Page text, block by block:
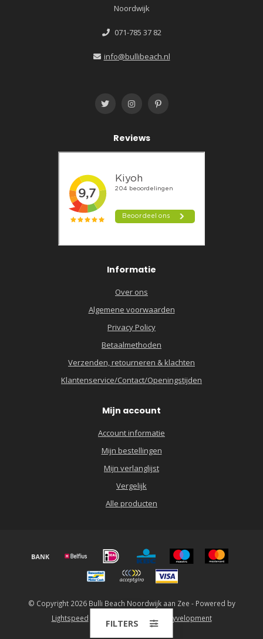
Noordwijk
071-785 37 82
info@bullibeach.nl
Reviews
Informatie
Over ons
Algemene voorwaarden
Privacy Policy
Betaalmethoden
Verzenden, retourneren & klachten
Klantenservice/Contact/Openingstijden
Mijn account
Account informatie
Mijn bestellingen
Mijn verlanglijst
Vergelijk
Alle producten
© Copyright 2026 Bulli Beach Noordwijk aan Zee - Powered by
Lightspeed
Lightspeed design Dyvelopment
FILTERS